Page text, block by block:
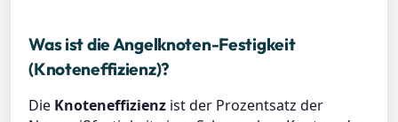
Was ist die Angelknoten-Festigkeit
(Knoteneffizienz)?
Die Knoteneffizienz ist der Prozentsatz der